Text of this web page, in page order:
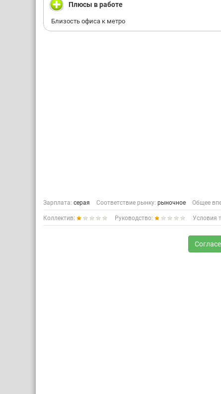
Плюсы в работе
Близость офиса к метро
Зарплата: серая Соответствие рынку: рыночное Общее
Коллектив: Руководство: Условия